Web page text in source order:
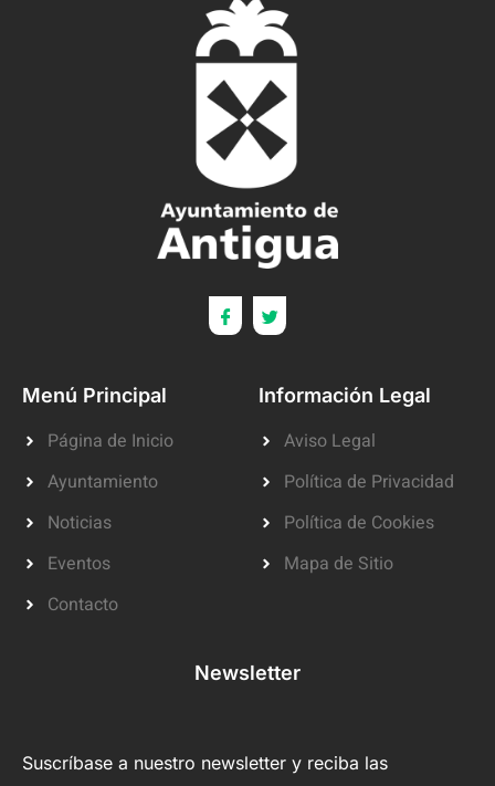
Menú Principal
Página de Inicio
Ayuntamiento
Noticias
Eventos
Contacto
Información Legal
Aviso Legal
Política de Privacidad
Política de Cookies
Mapa de Sitio
Newsletter
Suscríbase a nuestro newsletter y reciba las